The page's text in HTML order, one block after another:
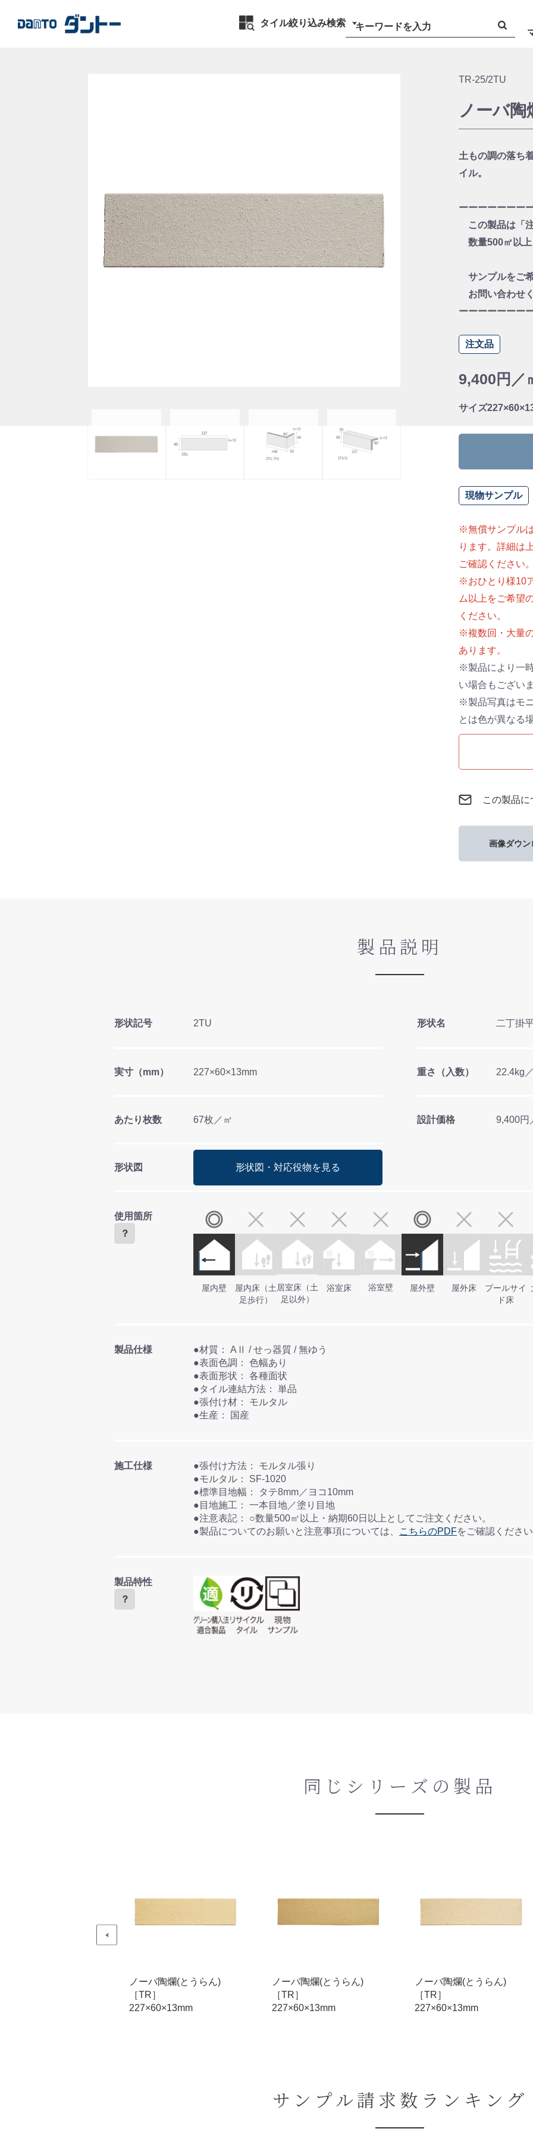
タイル絞り込み検索
TR-25/2TU
ノーバ
土もの調の落ち
イル。
ーーーーーーー
この製品は「
数量500㎡以上
サンプルをご
お問い合わせ
ーーーーーーー
注文品
9,400円／
サイズ
現物サンプル
※無償サンプル
ります。詳細は
ご確認ください
※おひとり様10
ム以上をご希望
ください。
※複数回・大量
あります。
※製品により一
い場合もござい
※製品写真はモ
とは色が異なる
この製品
画像ダウン
製品説明
形状記号 2TU 形状名 二丁掛
実寸（mm） 227×60×13mm 重さ（入数） 22.4kg
あたり枚数 67枚／㎡ 設計価格 9,400円
形状図 形状図・対応役物を見る
使用箇所
？
屋内壁
屋内床（土
足歩行）
居室床（土
足以外）
浴室床 浴室壁 屋外壁 屋外床
プールサイ
ド床
製品仕様
●材質： AⅡ / せっ器質 / 無ゆう
●表面色調： 色幅あり
●表面形状： 各種面状
●タイル連結方法： 単品
●張付け材： モルタル
●生産： 国産
施工仕様
●張付け方法： モルタル張り
●モルタル： SF-1020
●標準目地幅： タテ8mm／ヨコ10mm
●目地施工： 一本目地／塗り目地
●注意表記：
○数量500㎡以上・納期60日以上としてご注文ください。
●製品についてのお願いと注意事項については、
こちらのPDFをご確認くださ
製品特性
？
同じシリーズの製品
ノーバ陶爛(とうらん)
［TR］
227×60×13mm
ノーバ陶爛(とうらん)
［TR］
227×60×13mm
ノーバ陶爛(とうらん)
［TR］
227×60×13mm
サンプル請求数ランキング